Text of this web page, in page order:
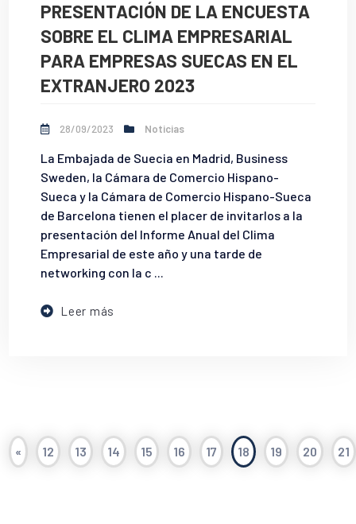
PRESENTACIÓN DE LA ENCUESTA
SOBRE EL CLIMA EMPRESARIAL
PARA EMPRESAS SUECAS EN EL
EXTRANJERO 2023
28/09/2023 Noticias
La Embajada de Suecia en Madrid, Business
Sweden, la Cámara de Comercio Hispano-
Sueca y la Cámara de Comercio Hispano-Sueca
de Barcelona tienen el placer de invitarlos a la
presentación del Informe Anual del Clima
Empresarial de este año y una tarde de
networking con la c ...
Leer más
« 12 13 14 15 16 17 18 19 20 21